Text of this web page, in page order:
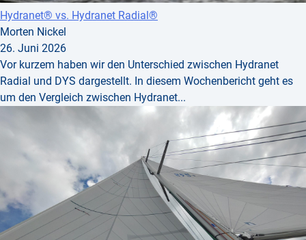
Hydranet® vs. Hydranet Radial®
Morten Nickel
26. Juni 2026
Vor kurzem haben wir den Unterschied zwischen Hydranet
Radial und DYS dargestellt. In diesem Wochenbericht geht es
um den Vergleich zwischen Hydranet...